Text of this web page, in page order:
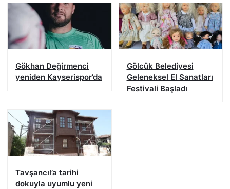
Gökhan Değirmenci
yeniden Kayserispor’da
Gölcük Belediyesi
Geleneksel El Sanatları
Festivali Başladı
Tavşancıl’a tarihi
dokuyla uyumlu yeni